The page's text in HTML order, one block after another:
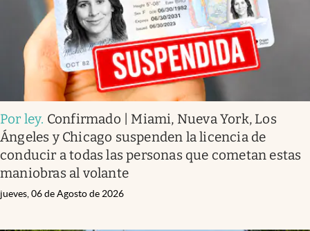
Por ley. Confirmado | Miami, Nueva York, Los
Ángeles y Chicago suspenden la licencia de
conducir a todas las personas que cometan estas
maniobras al volante
jueves, 06 de Agosto de 2026